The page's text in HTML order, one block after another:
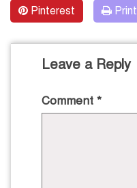
Pinterest Print
Leave a Reply
Comment *